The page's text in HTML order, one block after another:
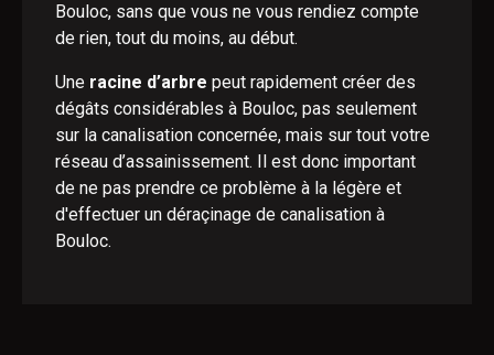
Bouloc, sans que vous ne vous rendiez compte
de rien, tout du moins, au début.
Une racine d’arbre peut rapidement créer des
dégâts considérables à Bouloc, pas seulement
sur la canalisation concernée, mais sur tout votre
réseau d’assainissement. Il est donc important
de ne pas prendre ce problème à la légère et
d'effectuer un déraçinage de canalisation à
Bouloc.